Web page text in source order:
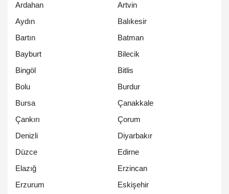
Ardahan
Artvin
Aydın
Balıkesir
Bartın
Batman
Bayburt
Bilecik
Bingöl
Bitlis
Bolu
Burdur
Bursa
Çanakkale
Çankırı
Çorum
Denizli
Diyarbakır
Düzce
Edirne
Elazığ
Erzincan
Erzurum
Eskişehir